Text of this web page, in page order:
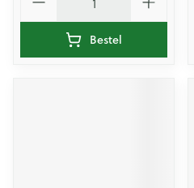
Bestel